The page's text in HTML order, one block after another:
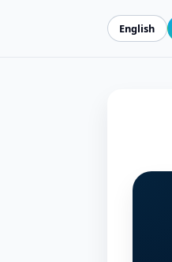
English